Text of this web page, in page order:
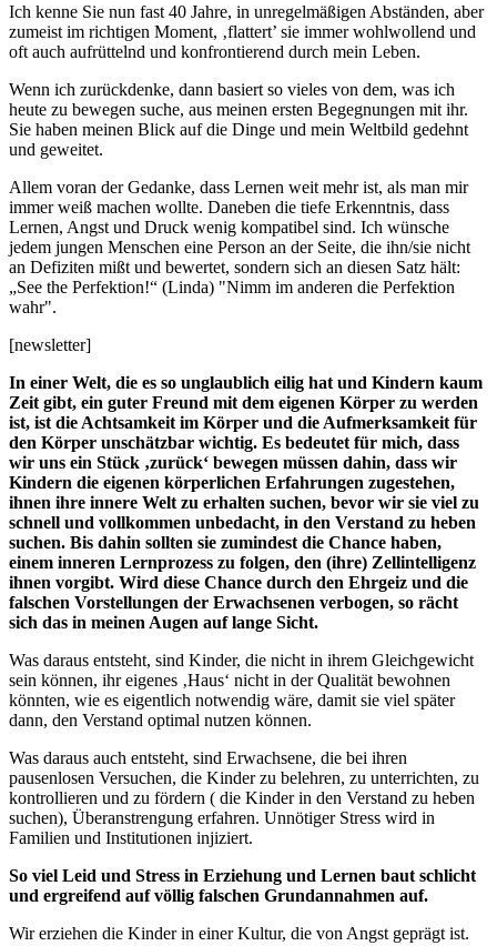
Ich kenne Sie nun fast 40 Jahre, in unregelmäßigen Abständen, aber
zumeist im richtigen Moment, ‚flattert’ sie immer wohlwollend und
oft auch aufrüttelnd und konfrontierend durch mein Leben.
Wenn ich zurückdenke, dann basiert so vieles von dem, was ich
heute zu bewegen suche, aus meinen ersten Begegnungen mit ihr.
Sie haben meinen Blick auf die Dinge und mein Weltbild gedehnt
und geweitet.
Allem voran der Gedanke, dass Lernen weit mehr ist, als man mir
immer weiß machen wollte. Daneben die tiefe Erkenntnis, dass
Lernen, Angst und Druck wenig kompatibel sind. Ich wünsche
jedem jungen Menschen eine Person an der Seite, die ihn/sie nicht
an Defiziten mißt und bewertet, sondern sich an diesen Satz hält:
„See the Perfektion!“ (Linda) "Nimm im anderen die Perfektion
wahr".
[newsletter]
In einer Welt, die es so unglaublich eilig hat und Kindern kaum
Zeit gibt, ein guter Freund mit dem eigenen Körper zu werden
ist, ist die Achtsamkeit im Körper und die Aufmerksamkeit für
den Körper unschätzbar wichtig. Es bedeutet für mich, dass
wir uns ein Stück ‚zurück‘ bewegen müssen dahin, dass wir
Kindern die eigenen körperlichen Erfahrungen zugestehen,
ihnen ihre innere Welt zu erhalten suchen, bevor wir sie viel zu
schnell und vollkommen unbedacht, in den Verstand zu heben
suchen. Bis dahin sollten sie zumindest die Chance haben,
einem inneren Lernprozess zu folgen, den (ihre) Zellintelligenz
ihnen vorgibt. Wird diese Chance durch den Ehrgeiz und die
falschen Vorstellungen der Erwachsenen verbogen, so rächt
sich das in meinen Augen auf lange Sicht.
Was daraus entsteht, sind Kinder, die nicht in ihrem Gleichgewicht
sein können, ihr eigenes ‚Haus‘ nicht in der Qualität bewohnen
könnten, wie es eigentlich notwendig wäre, damit sie viel später
dann, den Verstand optimal nutzen können.
Was daraus auch entsteht, sind Erwachsene, die bei ihren
pausenlosen Versuchen, die Kinder zu belehren, zu unterrichten, zu
kontrollieren und zu fördern ( die Kinder in den Verstand zu heben
suchen), Überanstrengung erfahren. Unnötiger Stress wird in
Familien und Institutionen injiziert.
So viel Leid und Stress in Erziehung und Lernen baut schlicht
und ergreifend auf völlig falschen Grundannahmen auf.
Wir erziehen die Kinder in einer Kultur, die von Angst geprägt ist.